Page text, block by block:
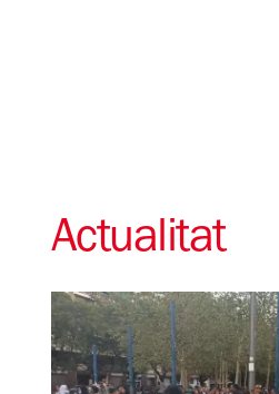
Actualitat